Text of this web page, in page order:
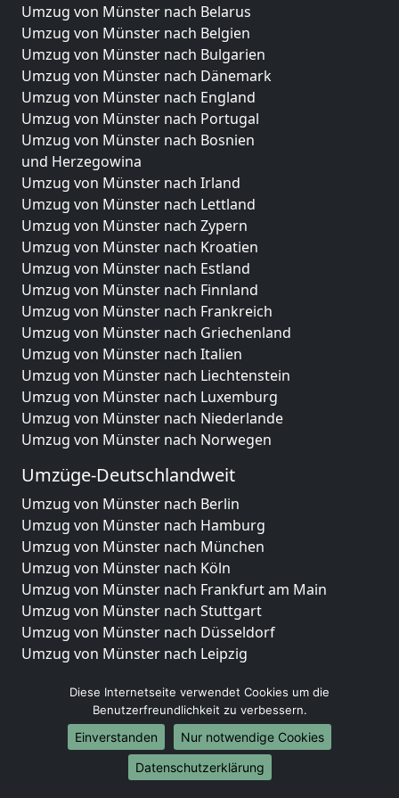
Umzug von Münster nach Belarus
Umzug von Münster nach Belgien
Umzug von Münster nach Bulgarien
Umzug von Münster nach Dänemark
Umzug von Münster nach England
Umzug von Münster nach Portugal
Umzug von Münster nach Bosnien
und Herzegowina
Umzug von Münster nach Irland
Umzug von Münster nach Lettland
Umzug von Münster nach Zypern
Umzug von Münster nach Kroatien
Umzug von Münster nach Estland
Umzug von Münster nach Finnland
Umzug von Münster nach Frankreich
Umzug von Münster nach Griechenland
Umzug von Münster nach Italien
Umzug von Münster nach Liechtenstein
Umzug von Münster nach Luxemburg
Umzug von Münster nach Niederlande
Umzug von Münster nach Norwegen
Umzüge-Deutschlandweit
Umzug von Münster nach Berlin
Umzug von Münster nach Hamburg
Umzug von Münster nach München
Umzug von Münster nach Köln
Umzug von Münster nach Frankfurt am Main
Umzug von Münster nach Stuttgart
Umzug von Münster nach Düsseldorf
Umzug von Münster nach Leipzig
Umzug von Münster nach Essen
Umzug von Münster nach Bremen
Umzug von Münster nach Dresden
Umzug von Münster nach Hannover
Umzug von Münster nach Nürnberg
Diese Internetseite verwendet Cookies um die
Benutzerfreundlichkeit zu verbessern.
Einverstanden
Nur notwendige Cookies
Datenschutzerklärung